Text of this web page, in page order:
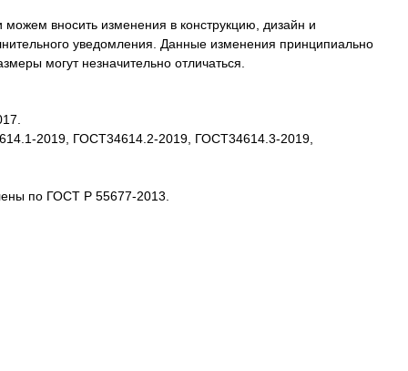
вносить изменения в конструкцию, дизайн и
уведомления. Данные изменения принципиально
могут незначительно отличаться.
2019, ГОСТ34614.2-2019, ГОСТ34614.3-2019,
по ГОСТ Р 55677-2013.